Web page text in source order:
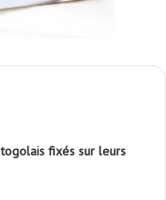
fixés sur leurs